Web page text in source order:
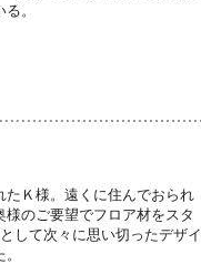
。
Ｋ様。遠くに住んでおられ
のご要望でフロア材をスタ
して次々に思い切ったデザイ